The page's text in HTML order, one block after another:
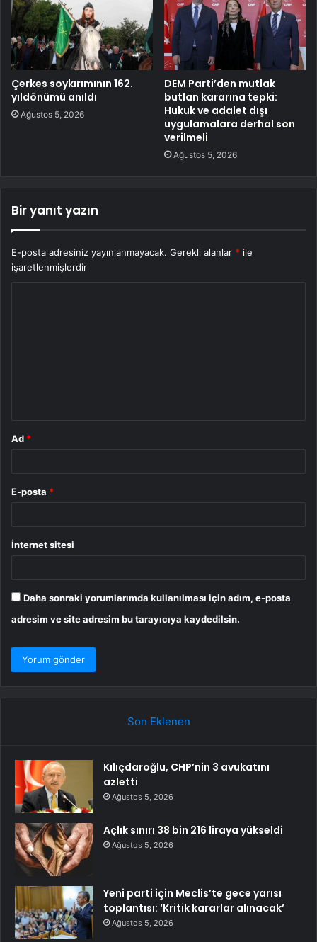
Çerkes soykırımının 162.
yıldönümü anıldı
Ağustos 5, 2026
DEM Parti’den mutlak
butlan kararına tepki:
Hukuk ve adalet dışı
uygulamalara derhal son
verilmeli
Ağustos 5, 2026
Bir yanıt yazın
E-posta adresiniz yayınlanmayacak. Gerekli alanlar * ile
işaretlenmişlerdir
Ad *
E-posta *
İnternet sitesi
Daha sonraki yorumlarımda kullanılması için adım, e-posta
adresim ve site adresim bu tarayıcıya kaydedilsin.
Son Eklenen
Kılıçdaroğlu, CHP’nin 3 avukatını
azletti
Ağustos 5, 2026
Açlık sınırı 38 bin 216 liraya yükseldi
Ağustos 5, 2026
Yeni parti için Meclis’te gece yarısı
toplantısı: ‘Kritik kararlar alınacak’
Ağustos 5, 2026